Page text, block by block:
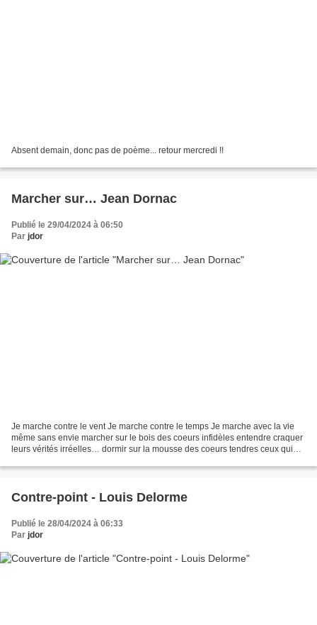
Absent demain, donc pas de poème... retour mercredi !!
Marcher sur… Jean Dornac
Publié le 29/04/2024 à 06:50
Par jdor
Je marche contre le vent Je marche contre le temps Je marche avec la vie
même sans envie marcher sur le bois des coeurs infidèles entendre craquer
leurs vérités irréelles… dormir sur la mousse des coeurs tendres ceux qui
Contre-point - Louis Delorme
Publié le 28/04/2024 à 06:33
Par jdor